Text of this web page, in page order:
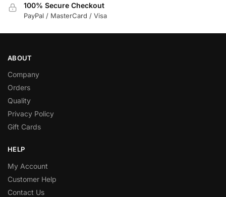
100% Secure Checkout
PayPal / MasterCard / Visa
ABOUT
Company
Orders
Quality
Privacy Policy
Gift Cards
HELP
My Account
Customer Help
Contact Us